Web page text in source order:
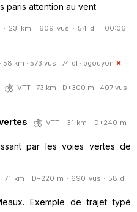
paris attention au vent
· 23 km · 609 vus · 54 dl · 00:06 ·
58 km · 573 vus · 74 dl · pgouyon
VTT · 73 km · D+300 m · 407 vus ·
VTT · 31 km · D+240 m ·
par les voies vertes de
71 km · D+220 m · 690 vus · 58 dl ·
Exemple de trajet typé